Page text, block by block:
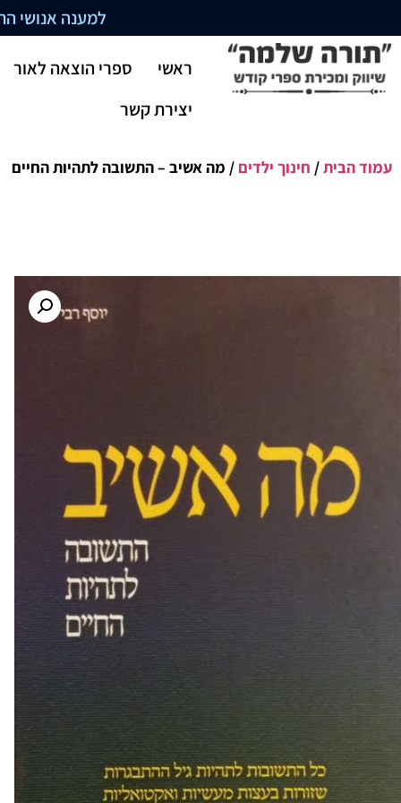
למענה אנושי התקשרו
ראשי
ספרי הוצאה לאור
יצירת קשר
עמוד הבית/ חינוך ילדים / מה אשיב – התשובה לתהיות החיים